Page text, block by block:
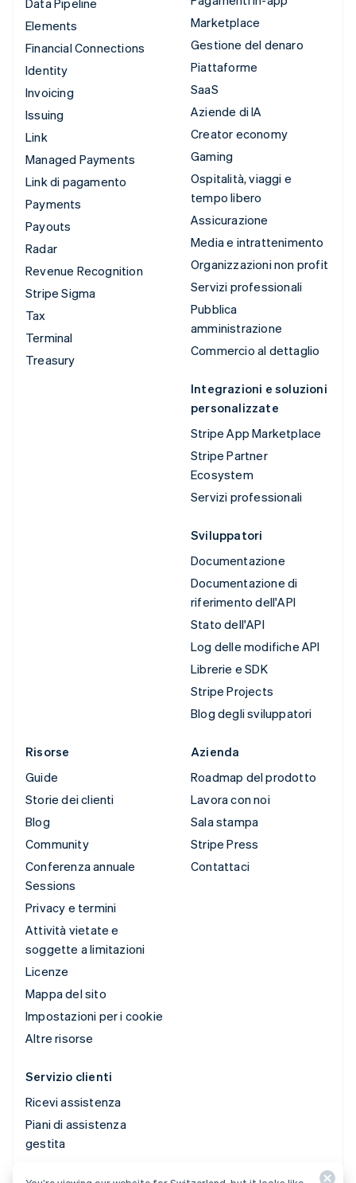
Elements
Financial Connections
Identity
Invoicing
Issuing
Link
Managed Payments
Link di pagamento
Payments
Payouts
Radar
Revenue Recognition
Stripe Sigma
Tax
Terminal
Treasury
Marketplace
Gestione del denaro
Piattaforme
SaaS
Aziende di IA
Creator economy
Gaming
Ospitalità, viaggi e
tempo libero
Assicurazione
Media e intrattenimento
Organizzazioni non profit
Servizi professionali
Pubblica
amministrazione
Commercio al dettaglio
Integrazioni e soluzioni
personalizzate
Stripe App Marketplace
Stripe Partner
Ecosystem
Servizi professionali
Sviluppatori
Documentazione
Documentazione di
riferimento dell'API
Stato dell'API
Log delle modifiche API
Librerie e SDK
Stripe Projects
Blog degli sviluppatori
Risorse
Guide
Storie dei clienti
Blog
Community
Conferenza annuale
Sessions
Privacy e termini
Attività vietate e
soggette a limitazioni
Licenze
Mappa del sito
Impostazioni per i cookie
Altre risorse
Azienda
Roadmap del prodotto
Lavora con noi
Sala stampa
Stripe Press
Contattaci
Servizio clienti
Ricevi assistenza
Piani di assistenza
gestita